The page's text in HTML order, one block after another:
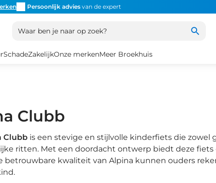
Persoonlijk advies van de expert
Waar ben je naar op zoek?
SchadeZakelijkOnze merkenMeer Broekhuis
Clubb
Clubbis een stevige en stijlvolle kinderfiets die zowel
ritten. Met een doordacht ontwerp biedt deze
betrouwbare kwaliteit van Alpina kunnen ouders